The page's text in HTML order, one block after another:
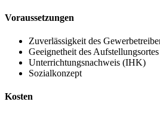
Voraussetzungen
Zuverlässigkeit des
Geeignetheit des Aufstellungsortes
Unterrichtungsnachweis (IHK)
Sozialkonzept
Kosten